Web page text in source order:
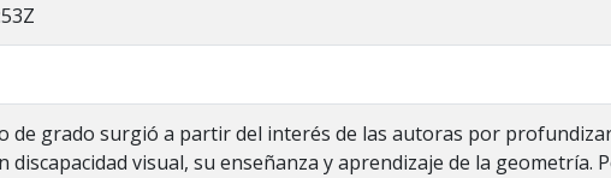
de grado surgió a partir del interés de las autoras por
discapacidad visual, su enseñanza y aprendizaje de la geometría.